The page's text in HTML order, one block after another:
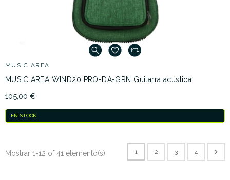
MUSIC AREA
MUSIC AREA WIND20 PRO-DA-GRN Guitarra acústica
105,00 €
EN STOCK
Mostrar 1-12 of 41 elemento(s) 1 2 3 4